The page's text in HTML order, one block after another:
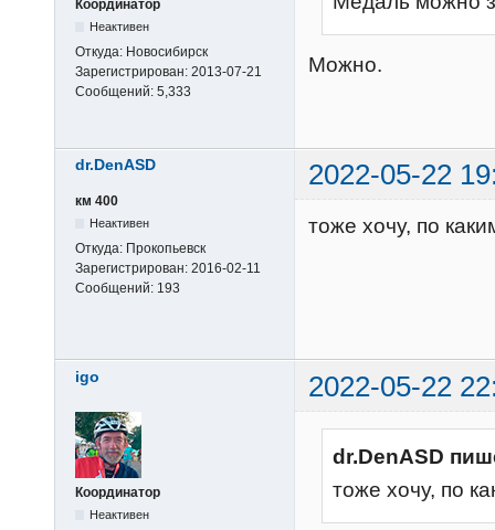
Координатор
Неактивен
Откуда: Новосибирск
Зарегистрирован: 2013-07-21
Сообщений: 5,333
Можно.
dr.DenASD 2022-05-22
км 400
Неактивен
Откуда: Прокопьевск
Зарегистрирован: 2016-02-11
Сообщений: 193
тоже хочу, по
igo 2022-05-22
Координатор
Неактивен
dr.DenASD
тоже хочу, по